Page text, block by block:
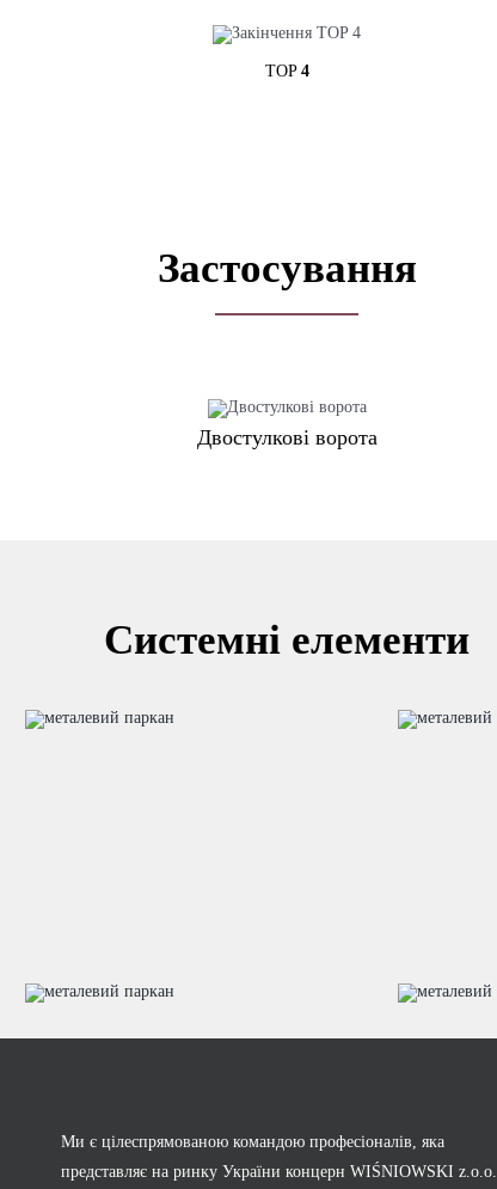
TOP 4
Застосування
Двостулкові ворота
Системні елементи
Ми є цілеспрямованою командою професіоналів, яка
представляє на ринку України концерн WIŚNIOWSKI z.o.o.